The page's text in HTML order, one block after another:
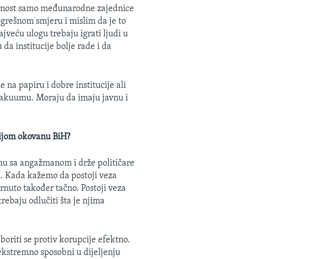
samo međunarodne zajednice
smjeru i mislim da je to
ulogu trebaju igrati ljudi u
da institucije bolje rade i da
na papiru i dobre institucije ali
Moraju da imaju javnu i
okovanu BiH?
sa angažmanom i drže političare
kažemo da postoji veza
također tačno. Postoji veza
odlučiti šta je njima
boriti se protiv korupcije efektno.
sposobni u dijeljenju